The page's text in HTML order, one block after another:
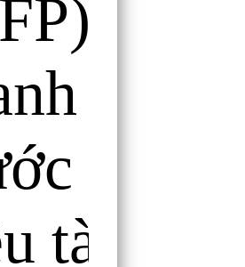
tài
Pháp
tài